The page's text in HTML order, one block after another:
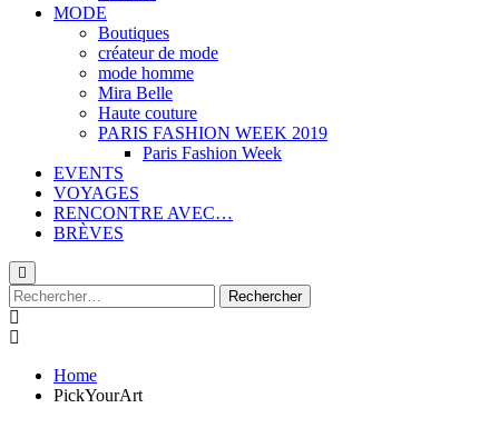
MODE
Boutiques
créateur de mode
mode homme
Mira Belle
Haute couture
PARIS FASHION WEEK 2019
Paris Fashion Week
EVENTS
VOYAGES
RENCONTRE AVEC…
BRÈVES
Rechercher :
Home
PickYourArt